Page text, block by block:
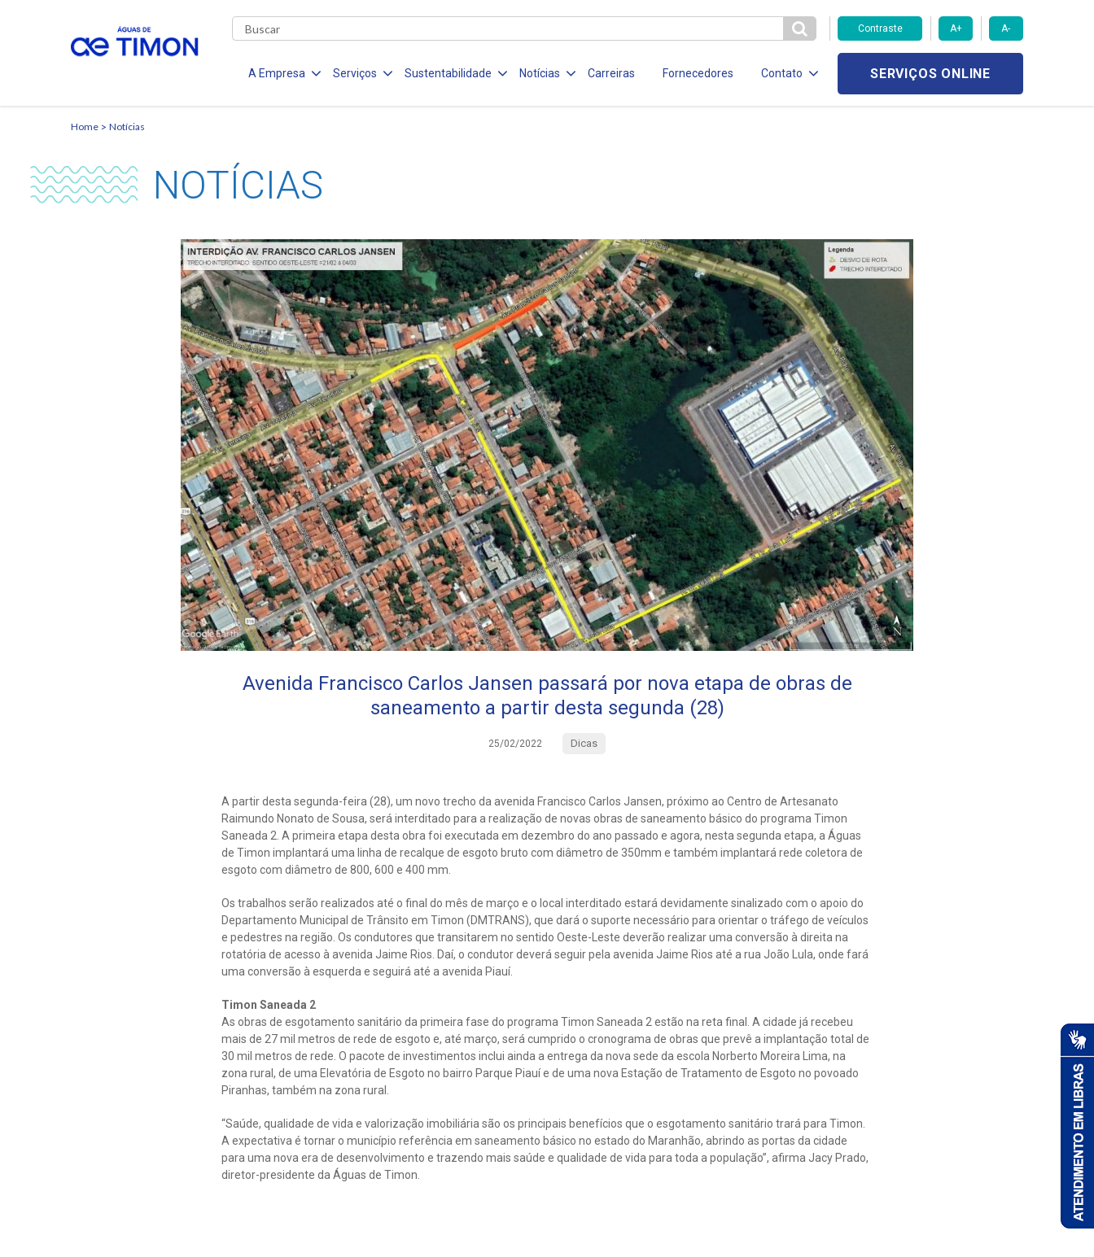
Contraste A+ A-
A Empresa Serviços Sustentabilidade Notícias Carreiras Fornecedores Contato SERVIÇOS ONLINE
Home Notícias
NOTÍCIAS
Avenida Francisco Carlos Jansen passará por nova etapa de obras de
saneamento a partir desta segunda (28)
25/02/2022 Dicas
A partir desta segunda-feira (28), um novo trecho da avenida Francisco Carlos Jansen, próximo ao Centro de Artesanato
Raimundo Nonato de Sousa, será interditado para a realização de novas obras de saneamento básico do programa Timon
Saneada 2. A primeira etapa desta obra foi executada em dezembro do ano passado e agora, nesta segunda etapa, a Águas
de Timon implantará uma linha de recalque de esgoto bruto com diâmetro de 350mm e também implantará rede coletora de
esgoto com diâmetro de 800, 600 e 400 mm.
Os trabalhos serão realizados até o final do mês de março e o local interditado estará devidamente sinalizado com o apoio do
Departamento Municipal de Trânsito em Timon (DMTRANS), que dará o suporte necessário para orientar o tráfego de veículos
e pedestres na região. Os condutores que transitarem no sentido Oeste-Leste deverão realizar uma conversão à direita na
rotatória de acesso à avenida Jaime Rios. Daí, o condutor deverá seguir pela avenida Jaime Rios até a rua João Lula, onde fará
uma conversão à esquerda e seguirá até a avenida Piauí.
Timon Saneada 2
As obras de esgotamento sanitário da primeira fase do programa Timon Saneada 2 estão na reta final. A cidade já recebeu
mais de 27 mil metros de rede de esgoto e, até março, será cumprido o cronograma de obras que prevê a implantação total de
30 mil metros de rede. O pacote de investimentos inclui ainda a entrega da nova sede da escola Norberto Moreira Lima, na
zona rural, de uma Elevatória de Esgoto no bairro Parque Piauí e de uma nova Estação de Tratamento de Esgoto no povoado
Piranhas, também na zona rural.
“Saúde, qualidade de vida e valorização imobiliária são os principais benefícios que o esgotamento sanitário trará para Timon.
A expectativa é tornar o município referência em saneamento básico no estado do Maranhão, abrindo as portas da cidade
para uma nova era de desenvolvimento e trazendo mais saúde e qualidade de vida para toda a população”, afirma Jacy Prado,
diretor-presidente da Águas de Timon.